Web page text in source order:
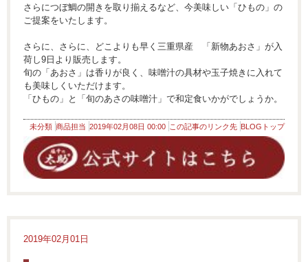
さらにつぼ鯛の開きを取り揃えるなど、今美味しい「ひもの」の
ご提案をいたします。
さらに、さらに、どこよりも早く三重県産 「新物あおさ」が入
荷し9日より販売します。
旬の「あおさ」は香りが良く、味噌汁の具材や玉子焼きに入れて
も美味しくいただけます。
「ひもの」と「旬のあさの味噌汁」で和定食いかがでしょうか。
未分類 商品担当 2019年02月08日 00:00 この記事のリンク先 BLOGトップ
2019年02月01日